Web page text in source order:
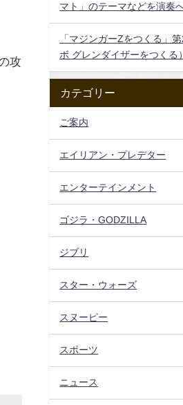
攻
マト」のテーマなどを演奏
「マジンガーZをつくる」
ボ グレンダイザーをつくる）
カテゴリー
ご案内
エイリアン・プレデター
エンターテインメント
ゴジラ・GODZILLA
ジブリ
スター・ウォーズ
スヌーピー
スポーツ
ニュース